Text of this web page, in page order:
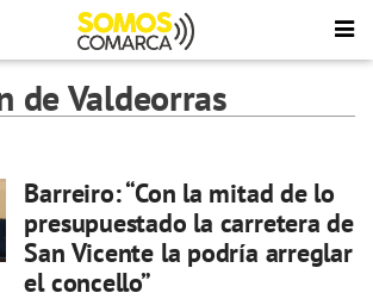
de Valdeorras
Barreiro: “Con la mitad de lo
presupuestado la carretera de
San Vicente la podría arreglar
el concello”